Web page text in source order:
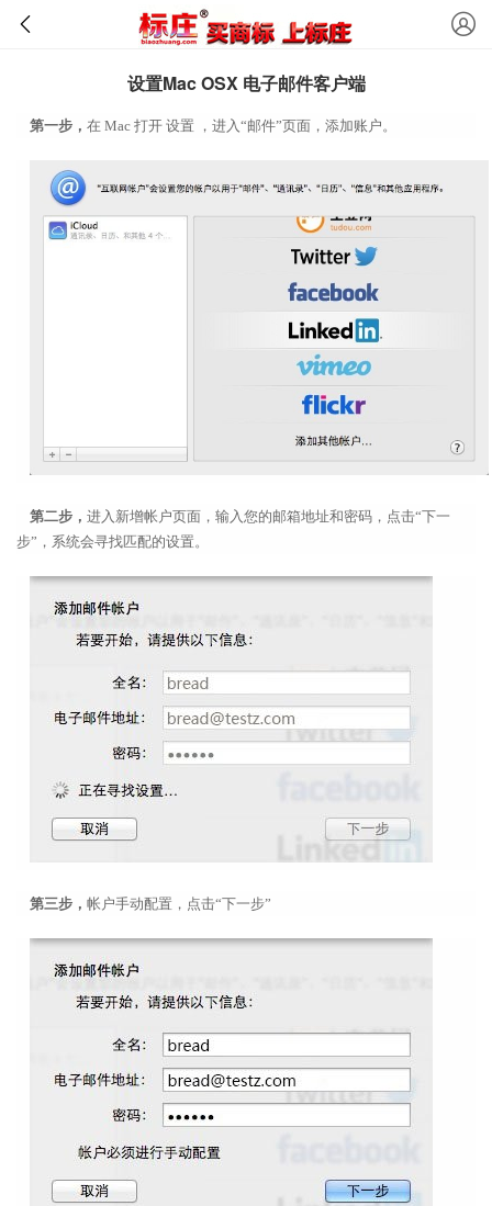
设置Mac OSX 电子邮件客户端
第一步， 在 Mac 打开 设置 ，进入“邮件”页面，添加账户。
第二步， 进入新增帐户页面，输入您的邮箱地址和密码，点击“下一
步”，系统会寻找匹配的设置。
第三步， 帐户手动配置，点击“下一步”